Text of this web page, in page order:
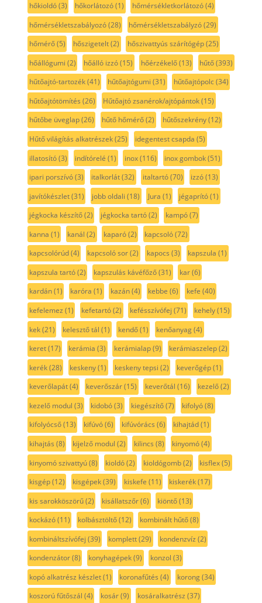
hőkioldó(3) hőkorlátozó(1) hőmérsékletkorlátozó(4)
hőmérsékletszabályozó(28) hőmérsékletszabályzó(29)
hőmérő(5) hőszigetelt(2) hőszivattyús szárítógép(25)
hőállógumi (2) hőálló izzó(15) hőérzékelő(13) hűtő(393)
hűtőajtó-tartozék(41) hűtőajtógumi (31) hűtőajtópolc(34)
hűtőajtótömítés (26) Hűtőajtó zsanérok/ajtópántok(15)
hűtőbe üveglap(26) hűtő hőmérő(2) hűtőszekrény(12)
Hűtő világítás alkatrészek(25) idegentest csapda (5)
illatosító(3) indítórelé (1) inox(116) inox gombok(51)
ipari porszívó(3) italkorlát(32) italtartó(70) izzó(13)
javítókészlet(31) jobb oldali (18) Jura (1) jégaprító(1)
jégkocka készítő(2) jégkocka tartó(2) kampó(7)
kanna (1) kanál (2) kaparó(2) kapcsoló(72)
kapcsolórúd(4) kapcsoló sor(2) kapocs (3) kapszula (1)
kapszula tartó(2) kapszulás kávéfőző(31) kar(6)
kardán(1) karóra (1) kazán(4) kebbe (6) kefe (40)
kefelemez (1) kefetartó(2) kefésszívófej (71) kehely(15)
kek(21) kelesztő tál (1) kendő(1) kenőanyag(4)
keret(17) kerámia (3) kerámialap(9) kerámiaszelep(2)
kerék(28) keskeny(1) keskeny tepsi (2) keverőgép(1)
keverőlapát(4) keverőszár(15) keverőtál (16) kezelő(2)
kezelő modul (3) kidobó(3) kiegészítő(7) kifolyó(8)
kifolyócső(13) kifúvó(6) kifúvórács (6) kihajtád(1)
kihajtás (8) kijelző modul (2) kilincs (8) kinyomó(4)
kinyomó szivattyú(8) kioldó(2) kioldógomb(2) kisflex(5)
kisgép(12) kisgépek(39) kiskefe (11) kiskerék(17)
kis sarokköszörű(2) kisállatszőr(6) kiöntő(13)
kockázó(11) kolbásztöltő(12) kombinált hűtő(8)
kombináltszívófej (39) komplett(29) kondenzvíz (2)
kondenzátor(8) konyhagépek(9) konzol (3)
kopó alkatrész készlet(1) koronafűtés (4) korong(34)
koszorú fűtőszál (4) kosár(9) kosáralkatrész (37)